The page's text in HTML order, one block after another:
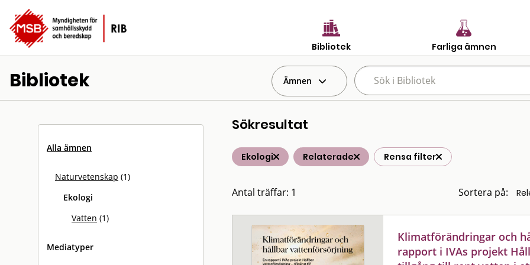
Bibliotek Farliga ämnen
Bibliotek Ämnen
Alla ämnen
Naturvetenskap (1)
Ekologi
Vatten (1)
Mediatyper
Sökresultat
Ekologi Relaterade Rensa filter
Antal träffar: 1 Sortera på:
Klimatförändringar och
rapport i IVAs projekt